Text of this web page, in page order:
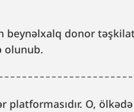
donor
olunub.
platformasıdır. O,